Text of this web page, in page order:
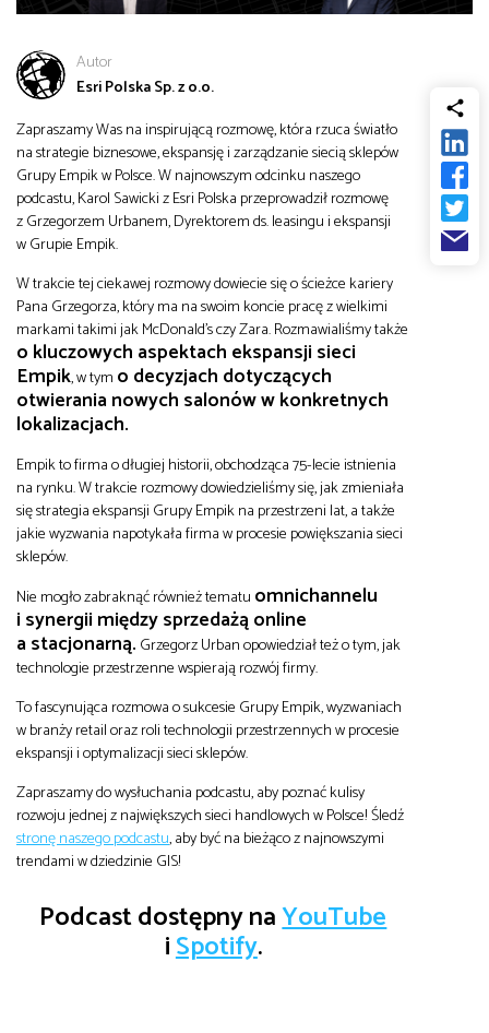
od
do
Infrastruktura i telekomunikacja
Turystyka i rekreacja
Architektura, inżynieria i budownictwo
Autor
Esri Polska Sp. z o.o.
Zapraszamy Was na inspirującą rozmowę, która rzuca światło
na strategie biznesowe, ekspansję i zarządzanie siecią sklepów
Grupy Empik w Polsce. W najnowszym odcinku naszego
podcastu, Karol Sawicki z Esri Polska przeprowadził rozmowę
z Grzegorzem Urbanem, Dyrektorem ds. leasingu i ekspansji
w Grupie Empik.
W trakcie tej ciekawej rozmowy dowiecie się o ścieżce kariery
Pana Grzegorza, który ma na swoim koncie pracę z wielkimi
markami takimi jak McDonald’s czy Zara. Rozmawialiśmy także
o kluczowych aspektach ekspansji sieci
Empik, w tym o decyzjach dotyczących
otwierania nowych salonów w konkretnych
lokalizacjach.
Empik to firma o długiej historii, obchodząca 75-lecie istnienia
na rynku. W trakcie rozmowy dowiedzieliśmy się, jak zmieniała
się strategia ekspansji Grupy Empik na przestrzeni lat, a także
jakie wyzwania napotykała firma w procesie powiększania sieci
sklepów.
Nie mogło zabraknąć również tematu omnichannelu
i synergii między sprzedażą online
a stacjonarną. Grzegorz Urban opowiedział też o tym, jak
technologie przestrzenne wspierają rozwój firmy.
To fascynująca rozmowa o sukcesie Grupy Empik, wyzwaniach
w branży retail oraz roli technologii przestrzennych w procesie
ekspansji i optymalizacji sieci sklepów.
Zapraszamy do wysłuchania podcastu, aby poznać kulisy
rozwoju jednej z największych sieci handlowych w Polsce! Śledź
stronę naszego podcastu, aby być na bieżąco z najnowszymi
trendami w dziedzinie GIS!
Podcast dostępny naYouTube
iSpotify.